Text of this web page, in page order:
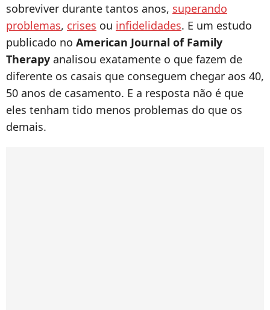
sobreviver durante tantos anos, superando
problemas, crises ou infidelidades. E um estudo
publicado no American Journal of Family
Therapy analisou exatamente o que fazem de
diferente os casais que conseguem chegar aos 40,
50 anos de casamento. E a resposta não é que
eles tenham tido menos problemas do que os
demais.